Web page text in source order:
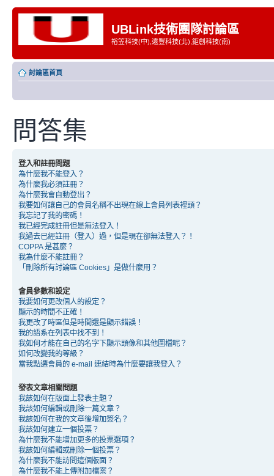
UBLink技術團隊討論區
裕笠科技(中),遠豐科技(北),鉅創科技(南)
討論區首頁
問答集
登入和註冊問題
為什麼我不能登入？
為什麼我必須註冊？
為什麼我會自動登出？
我要如何讓自己的會員名稱不出現在線上會員列表裡頭？
我忘記了我的密碼！
我已經完成註冊但是無法登入！
我過去已經註冊（登入）過，但是現在卻無法登入？！
COPPA 是甚麼？
我為什麼不能註冊？
「刪除所有討論區 Cookies」是做什麼用？
會員參數和設定
我要如何更改個人的設定？
顯示的時間不正確！
我更改了時區但是時間還是顯示錯誤！
我的語系在列表中找不到！
我如何才能在自己的名字下顯示頭像和其他圖檔呢？
如何改變我的等級？
當我點選會員的 e-mail 連結時為什麼要讓我登入？
發表文章相關問題
我該如何在版面上發表主題？
我該如何編輯或刪除一篇文章？
我該如何在我的文章後增加簽名？
我該如何建立一個投票？
為什麼我不能增加更多的投票選項？
我該如何編輯或刪除一個投票？
為什麼我不能訪問這個版面？
為什麼我不能上傳附加檔案？